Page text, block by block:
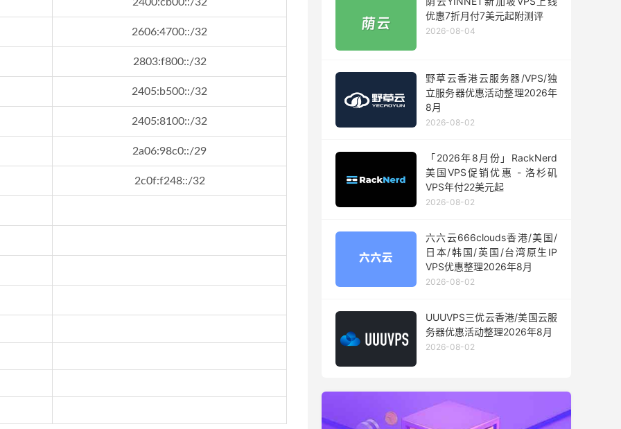
2606:4700::/32
2803:f800::/32
2405:b500::/32
2405:8100::/32
2a06:98c0::/29
2c0f:f248::/32
优惠7折月付7美元起附测评
2026-08-04
野草云香港云服务器/VPS/独
立服务器优惠活动整理2026年
8月
2026-08-02
「2026年8月份」RackNerd
美国VPS促销优惠 - 洛杉矶
VPS年付22美元起
2026-08-02
六六云666clouds香港/美国/
日本/韩国/英国/台湾原生IP
VPS优惠整理2026年8月
2026-08-02
UUUVPS三优云香港/美国云服
务器优惠活动整理2026年8月
2026-08-02